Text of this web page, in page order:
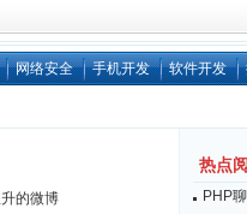
网络安全 手机开发 软件开发
的微博
热点
PHP